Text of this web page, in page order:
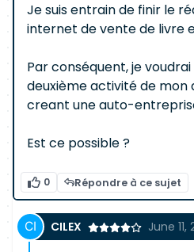
Je suis entrain de finir le
internet de vente de livre
Par conséquent, je
deuxième activité de
creant une auto-
Est ce possible ?
0 Répondre à ce sujet
CILEX June 11,